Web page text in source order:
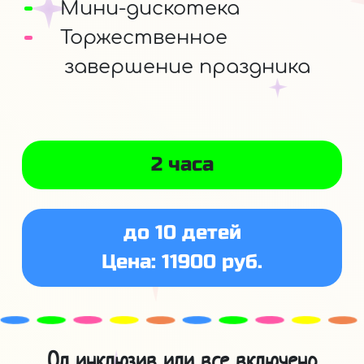
Мини-дискотека
Торжественное
завершение праздника
2 часа
до 10 детей
Цена: 11900 руб.